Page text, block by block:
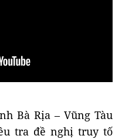
Bà Rịa – Vũng Tàu
tra đề nghị truy tố